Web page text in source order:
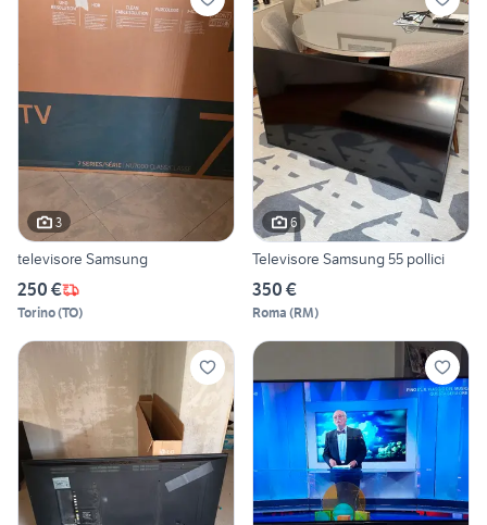
3
televisore Samsung
250 €
Torino(TO)
6
Televisore Samsung 55 pollici
350 €
Roma (RM)